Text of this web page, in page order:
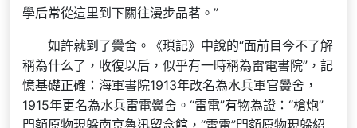
學后常從這里到下關往漫步品茗。”
如許就到了黌舍。《瑣記》中說的“面前目今不了解
稱為什么了，收復以后，似乎有一時稱為雷電書院”，記
憶基礎正確：海軍書院1913年改名為水兵軍官黌舍，
1915年更名為水兵雷電黌舍。“雷電”有物為證：“槍炮”
門額原物現躲南京魯迅留念館，“雷電”門額原物現躲紹